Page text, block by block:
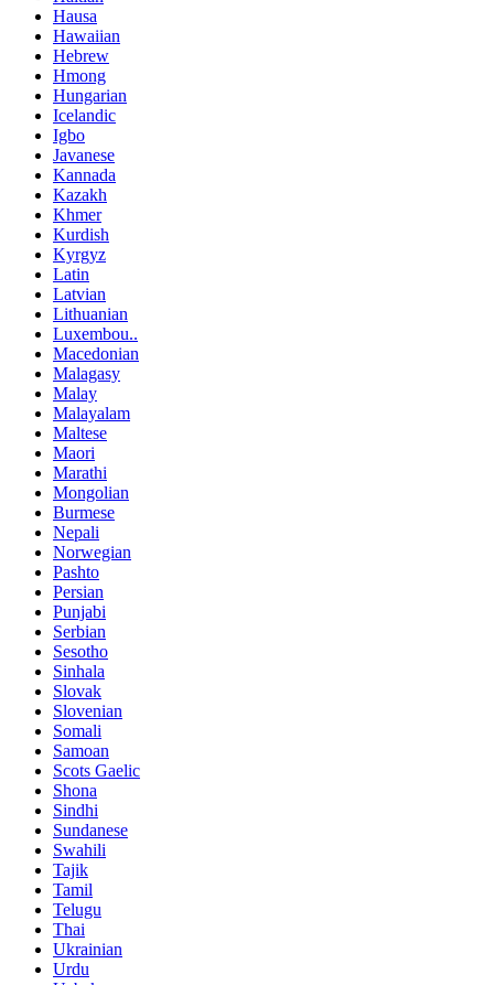
Hausa
Hawaiian
Hebrew
Hmong
Hungarian
Icelandic
Igbo
Javanese
Kannada
Kazakh
Khmer
Kurdish
Kyrgyz
Latin
Latvian
Lithuanian
Luxembou..
Macedonian
Malagasy
Malay
Malayalam
Maltese
Maori
Marathi
Mongolian
Burmese
Nepali
Norwegian
Pashto
Persian
Punjabi
Serbian
Sesotho
Sinhala
Slovak
Slovenian
Somali
Samoan
Scots Gaelic
Shona
Sindhi
Sundanese
Swahili
Tajik
Tamil
Telugu
Thai
Ukrainian
Urdu